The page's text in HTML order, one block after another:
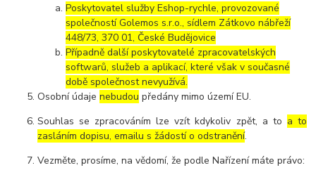
Poskytovatel služby Eshop-rychle, provozované
společností Golemos s.r.o., sídlem Zátkovo nábřeží
448/73, 370 01, České Budějovice
Případně další poskytovatelé zpracovatelských
softwarů, služeb a aplikací, které však v současné
době společnost nevyužívá.
Osobní údajenebudou předány mimo území EU.
Souhlas se zpracováním lze vzít kdykoliv zpět, a to a to
zasláním dopisu, emailu s žádostí o odstranění.
Vezměte, prosíme, na vědomí, že podle Nařízení máte právo: